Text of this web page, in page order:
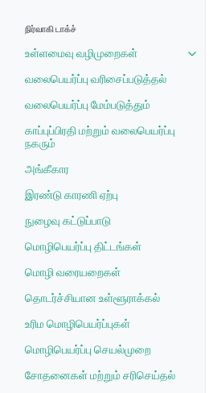
நிர்வாகி டாக்ச்
உள்ளமைவு வழிமுறைகள்
வலைபெயர்ப்பு வரிசைப்படுத்தல்
வலைபெயர்ப்பு மேம்படுத்தும்
காப்புப்பிரதி மற்றும் வலைபெயர்ப்பு
நகரும்
அங்கீகார
இரண்டு காரணி ஏற்பு
நுழைவு கட்டுப்பாடு
மொழிபெயர்ப்பு திட்டங்கள்
மொழி வரையறைகள்
தொடர்ச்சியான உள்ளூராக்கல்
உரிம மொழிபெயர்ப்புகள்
மொழிபெயர்ப்பு செயல்முறை
சோதனைகள் மற்றும் சரிசெய்தல்